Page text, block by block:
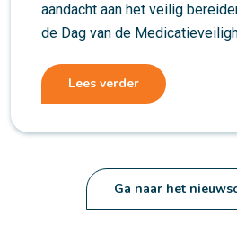
aandacht aan het veilig
de Dag van de
Lees verder
Ga naar het